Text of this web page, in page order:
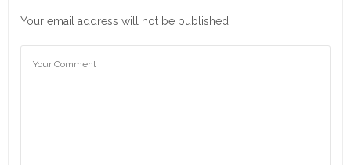
Your email address will not be published.